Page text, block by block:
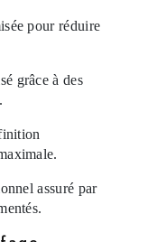
pour réduire
grâce à des
assuré par